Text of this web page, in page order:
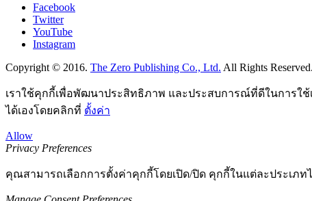
Facebook
Twitter
YouTube
Instagram
Copyright © 2016. The Zero Publishing Co., Ltd. All Rights Reserved.
เราใช้คุกกี้เพื่อพัฒนาประสิทธิภาพ และประสบการณ์ที่ดีในการใ
ได้เองโดยคลิกที่ ตั้งค่า
Allow
Privacy Preferences
คุณสามารถเลือกการตั้งค่าคุกกี้โดยเปิด/ปิด คุกกี้ในแต่ละประเภท